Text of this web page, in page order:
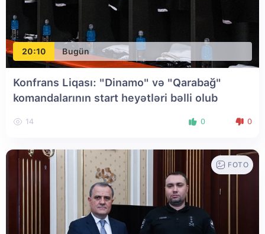
20:10 Bugün
Konfrans Liqası: "Dinamo" və "Qarabağ"
komandalarının start heyətləri bəlli olub
14 0 0
FOTO